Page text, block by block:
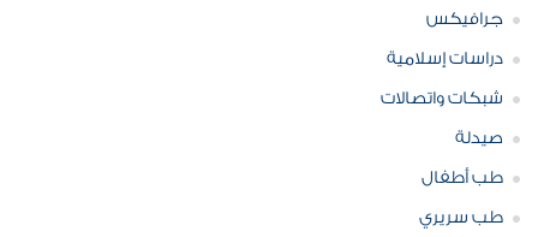
جرافيكس
دراسات إسلامية
شبكات واتصالات
صيدلة
طب أطفال
طب سريري